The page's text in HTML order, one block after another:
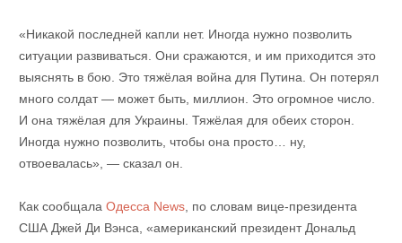
«Никакой последней капли нет. Иногда нужно позволить
ситуации развиваться. Они сражаются, и им приходится это
выяснять в бою. Это тяжёлая война для Путина. Он потерял
много солдат — может быть, миллион. Это огромное число.
И она тяжёлая для Украины. Тяжёлая для обеих сторон.
Иногда нужно позволить, чтобы она просто… ну,
отвоевалась», — сказал он.
Как сообщала Одесса News, по словам вице-президента
США Джей Ди Вэнса, «американский президент Дональд